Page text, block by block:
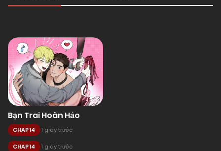
Bạn Trai Hoàn Hảo
CHAP 14 1 giây trước
CHAP 14 1 giây trước